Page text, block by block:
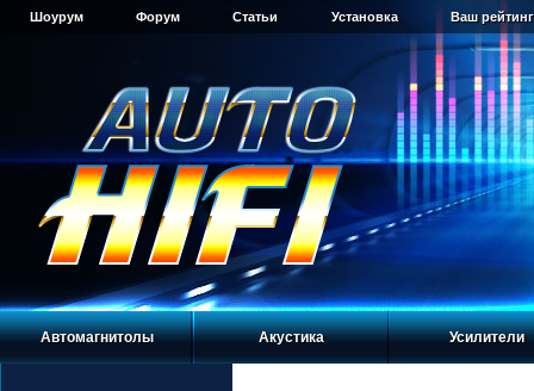
Шоурум Форум Статьи Установка Ваш
Автомагнитолы Акустика Усилители